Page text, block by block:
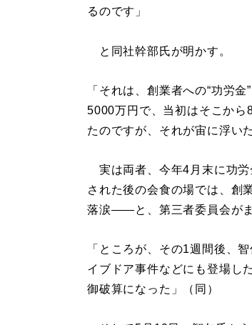
るのです」
と同社幹部氏が明かす。
「それは、創業者への“功労
5000万円で、当初はそこから
たのですが、それが宙に浮い
実は両者、今年4月末に功労
された後の会食の場では、創
落涙――と、第三者委員会がま
「ところが、その1週間後、
イブドア事件などにも登場し
御破算になった」（同）